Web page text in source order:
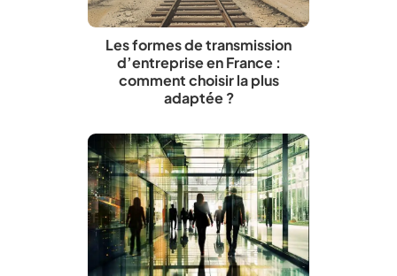
Les formes de transmission
d’entreprise en France :
comment choisir la plus
adaptée ?